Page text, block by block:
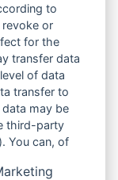
to
or
for the
transfer data
of data
transfer to
may be
third-party
You can, of